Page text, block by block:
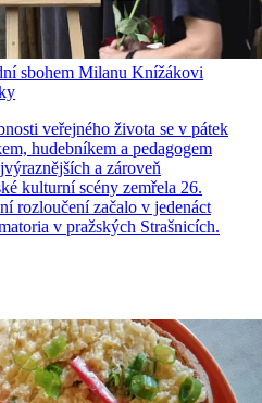
sbohem Milanu Knížákovi
veřejného života se v pátek
hudebníkem a pedagogem
a zároveň
kulturní scény zemřela 26.
rozloučení začalo v jedenáct
v pražských Strašnicích.